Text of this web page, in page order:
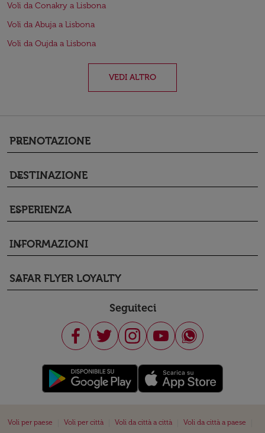
Voli da Conakry a Lisbona
Voli da Abuja a Lisbona
Voli da Oujda a Lisbona
VEDI ALTRO
PRENOTAZIONE
keyboard_arrow_down
DESTINAZIONE
keyboard_arrow_down
ESPERIENZA
keyboard_arrow_down
INFORMAZIONI
keyboard_arrow_down
SAFAR FLYER LOYALTY
keyboard_arrow_down
Seguiteci
Voli per paese Voli per città Voli da città a città Voli da città a paese